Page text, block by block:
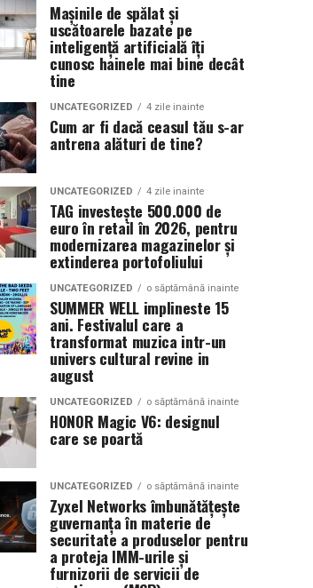
Mașinile de spălat și
uscătoarele bazate pe
inteligență artificială îți
cunosc hainele mai bine decât
tine
UNCATEGORIZED 4 zile inainte
Cum ar fi dacă ceasul tău s-ar
antrena alături de tine?
UNCATEGORIZED 4 zile inainte
TAG investește 500.000 de
euro în retail în 2026, pentru
modernizarea magazinelor și
extinderea portofoliului
UNCATEGORIZED o săptămână inainte
SUMMER WELL implineste 15
ani. Festivalul care a
transformat muzica intr-un
univers cultural revine in
august
UNCATEGORIZED o săptămână inainte
HONOR Magic V6: designul
care se poartă
UNCATEGORIZED o săptămână inainte
Zyxel Networks îmbunătățește
guvernanța în materie de
securitate a produselor pentru
a proteja IMM-urile și
furnizorii de servicii de